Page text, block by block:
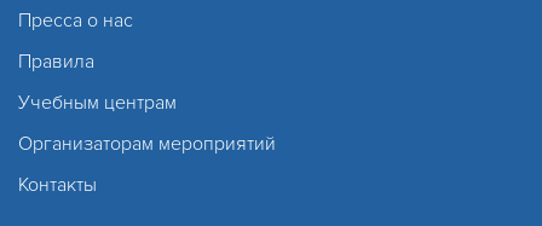
Пресса о нас
Правила
Учебным центрам
Организаторам мероприятий
Контакты